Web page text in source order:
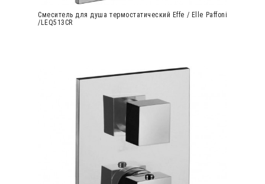
Cмеситель для душа термостатический Effe / Elle Paffoni
/LEQ513CR